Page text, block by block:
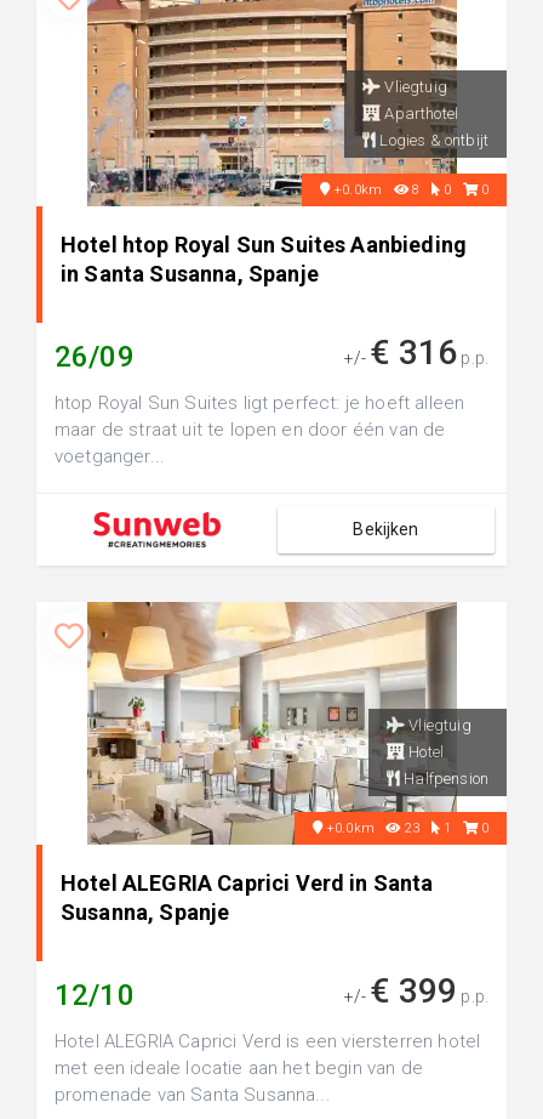
Vliegtuig
Aparthotel
Logies & ontbijt
+0.0km 8 0 0
Hotel htop Royal Sun Suites Aanbieding
in Santa Susanna, Spanje
26/09 +/- € 316 p.p.
htop Royal Sun Suites ligt perfect: je hoeft alleen
maar de straat uit te lopen en door één van de
voetganger...
Bekijken
Vliegtuig
Hotel
Halfpension
+0.0km 23 1 0
Hotel ALEGRIA Caprici Verd in Santa
Susanna, Spanje
12/10 +/- € 399 p.p.
Hotel ALEGRIA Caprici Verd is een viersterren hotel
met een ideale locatie aan het begin van de
promenade van Santa Susanna...